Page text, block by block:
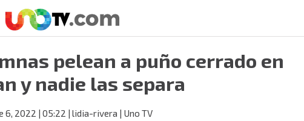
pelean a puño cerrado en
y nadie las separa
6, 2022 | 05:22 | lidia-rivera | Uno TV